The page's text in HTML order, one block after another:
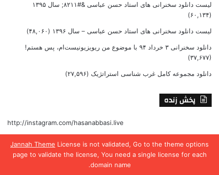
Jannah Theme License is not validated, Go to the theme options
page to validate the license, You need a single license for each
domain name.
لیست دانلود سخنرانی های استاد حسن عباسی &#۸۲۱۱; سال ۱۳۹۵
(۶۰,۱۳۴)
لیست دانلود سخنرانی های استاد حسن عباسی – سال ۱۳۹۶ (۴۸,۰۶۰)
دانلود سخنرانی ۳ خرداد ۹۴ با موضوع من ریویزیونیست‌ام، پس هستم!
(۳۷,۶۷۷)
دانلود مجموعه کامل غرب شناسی استراتژیک (۲۷,۵۹۶)
پخش زنده
http://instagram.com/hasanabbasi.live
http://rubika.ir/Habbasi_ir
http://aparat.com/hasanabbasi_ir/live